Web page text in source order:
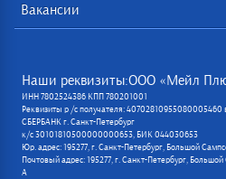
Вакансии
Наши реквизиты:ООО «Мейл
ИНН 7802524386 КПП 780201001
Реквизиты р /с получателя:
СБЕРБАНК г. Санкт-Петербург
к/с 30101810500000000653, БИК 044030653
Юр. адрес: 195277, г. Санкт-Петербург, Большой
Почтовый адрес: 195277, г. Санкт-Петербург,
А